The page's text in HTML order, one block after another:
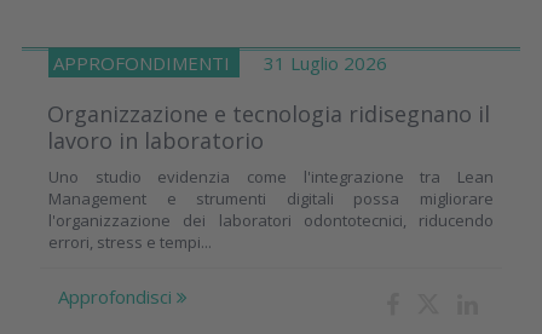
APPROFONDIMENTI 31 Luglio 2026
Organizzazione e tecnologia ridisegnano il
lavoro in laboratorio
Uno studio evidenzia come l'integrazione tra Lean
Management e strumenti digitali possa migliorare
l'organizzazione dei laboratori odontotecnici, riducendo
errori, stress e tempi...
Approfondisci